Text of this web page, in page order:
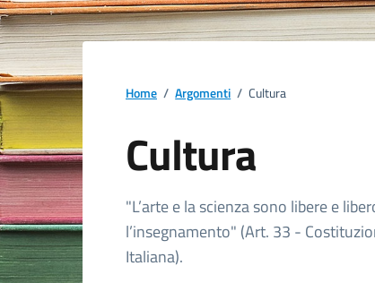
Home / Argomenti / Cultura
Cultura
Dettagli
"L’arte e la scienza sono libere e
l’insegnamento" (Art. 33 -
Italiana).